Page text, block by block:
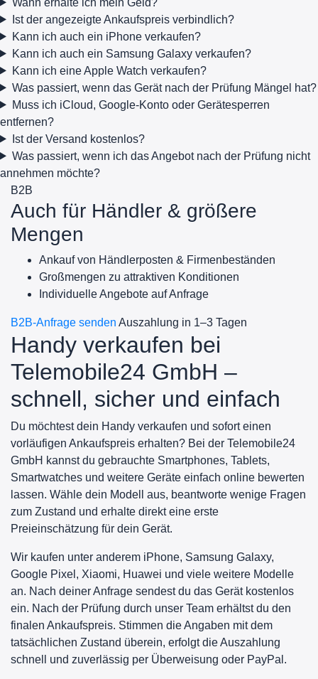
Ist der angezeigte Ankaufspreis verbindlich?
Kann ich auch ein iPhone verkaufen?
Kann ich auch ein Samsung Galaxy verkaufen?
Kann ich eine Apple Watch verkaufen?
Was passiert, wenn das Gerät nach der Prüfung Mängel hat?
Muss ich iCloud, Google-Konto oder Gerätesperren
entfernen?
Ist der Versand kostenlos?
Was passiert, wenn ich das Angebot nach der Prüfung nicht
annehmen möchte?
B2B
Auch für Händler & größere
Mengen
Ankauf von Händlerposten & Firmenbeständen
Großmengen zu attraktiven Konditionen
Individuelle Angebote auf Anfrage
B2B-Anfrage senden Auszahlung in 1–3 Tagen
Handy verkaufen bei
Telemobile24 GmbH –
schnell, sicher und einfach
Du möchtest dein Handy verkaufen und sofort einen
vorläufigen Ankaufspreis erhalten? Bei der Telemobile24
GmbH kannst du gebrauchte Smartphones, Tablets,
Smartwatches und weitere Geräte einfach online bewerten
lassen. Wähle dein Modell aus, beantworte wenige Fragen
zum Zustand und erhalte direkt eine erste
Preieinschätzung für dein Gerät.
Wir kaufen unter anderem iPhone, Samsung Galaxy,
Google Pixel, Xiaomi, Huawei und viele weitere Modelle
an. Nach deiner Anfrage sendest du das Gerät kostenlos
ein. Nach der Prüfung durch unser Team erhältst du den
finalen Ankaufspreis. Stimmen die Angaben mit dem
tatsächlichen Zustand überein, erfolgt die Auszahlung
schnell und zuverlässig per Überweisung oder PayPal.